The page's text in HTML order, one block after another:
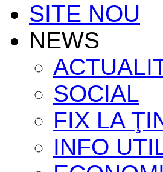
SITE NOU
NEWS
SOCIAL
FIX LA
INFO